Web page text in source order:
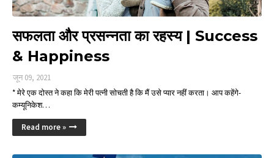
सफलता और प्रसन्नता का रहस्य | Success
& Happiness
जून 09, 2021
* मेरे एक दोस्त ने कहा कि मेरी पत्नी सोचती है कि मैं उसे प्यार नहीं करता। आप कहेंगे-
कम्यूनिकेश…
Read more »